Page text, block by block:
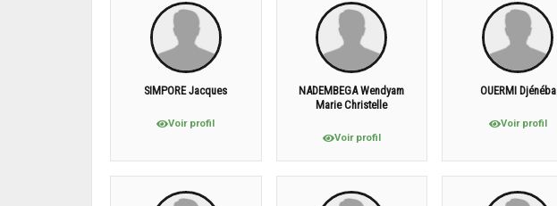
SIMPORE Jacques
Voir profil
NADEMBEGA Wendyam
Marie Christelle
Voir profil
OUERMI Djénéba
Voir profil